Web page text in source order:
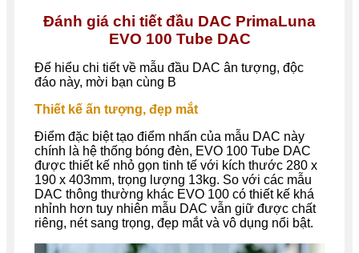
Đánh giá chi tiết đầu DAC PrimaLuna
EVO 100 Tube DAC
Để hiểu chi tiết về mẫu đầu DAC ân tượng, độc
đáo này, mời bạn cùng B
Thiết kế ấn tượng, đẹp mắt
Điểm đặc biệt tạo điểm nhấn của mẫu DAC này
chính là hệ thống bóng đèn, EVO 100 Tube DAC
được thiết kế nhỏ gọn tinh tế với kích thước 280 x
190 x 403mm, trọng lượng 13kg. So với các mẫu
DAC thông thường khác EVO 100 có thiết kế khá
nhỉnh hơn tuy nhiên mẫu DAC vẫn giữ được chất
riêng, nét sang trọng, đẹp mắt và vô dụng nổi bật.